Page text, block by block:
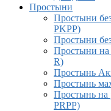
Простыни
Простыни
PKPP)
Простыни
Простыни на
R)
Простынь
Простынь
Простынь на
PRPP)